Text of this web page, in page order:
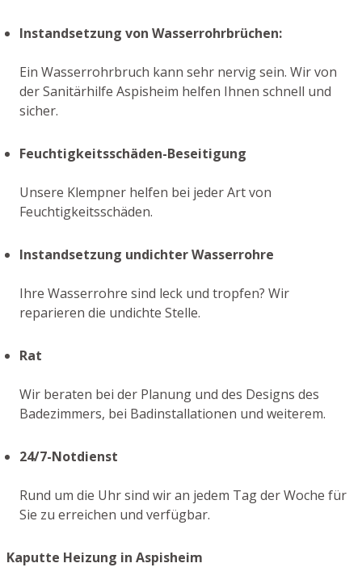
Instandsetzung von Wasserrohrbrüchen:
Ein Wasserrohrbruch kann sehr nervig sein. Wir von
der Sanitärhilfe Aspisheim helfen Ihnen schnell und
sicher.
Feuchtigkeitsschäden-Beseitigung
Unsere Klempner helfen bei jeder Art von
Feuchtigkeitsschäden.
Instandsetzung undichter Wasserrohre
Ihre Wasserrohre sind leck und tropfen? Wir
reparieren die undichte Stelle.
Rat
Wir beraten bei der Planung und des Designs des
Badezimmers, bei Badinstallationen und weiterem.
24/7-Notdienst
Rund um die Uhr sind wir an jedem Tag der Woche für
Sie zu erreichen und verfügbar.
Kaputte Heizung in Aspisheim